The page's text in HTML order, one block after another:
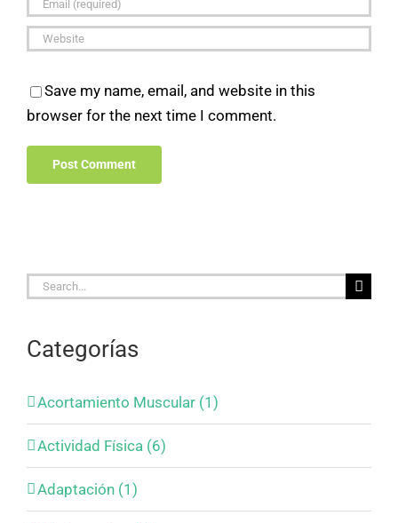
Save my name, email, and website in this
browser for the next time I comment.
Search
Categorías
Acortamiento Muscular (1)
Actividad Física (6)
Adaptación (1)